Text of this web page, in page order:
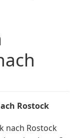
Rostock
nach Rostock